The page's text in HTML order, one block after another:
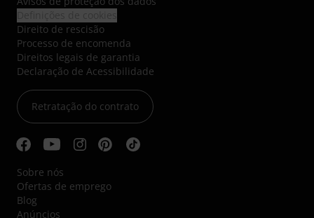
Direito de rescisão
Processo de encomenda
Direitos legais de garantia
Declaração de Acessibilidade
Retratação do contrato
Sobre nós
Ofertas de emprego
Blog
Anúncios